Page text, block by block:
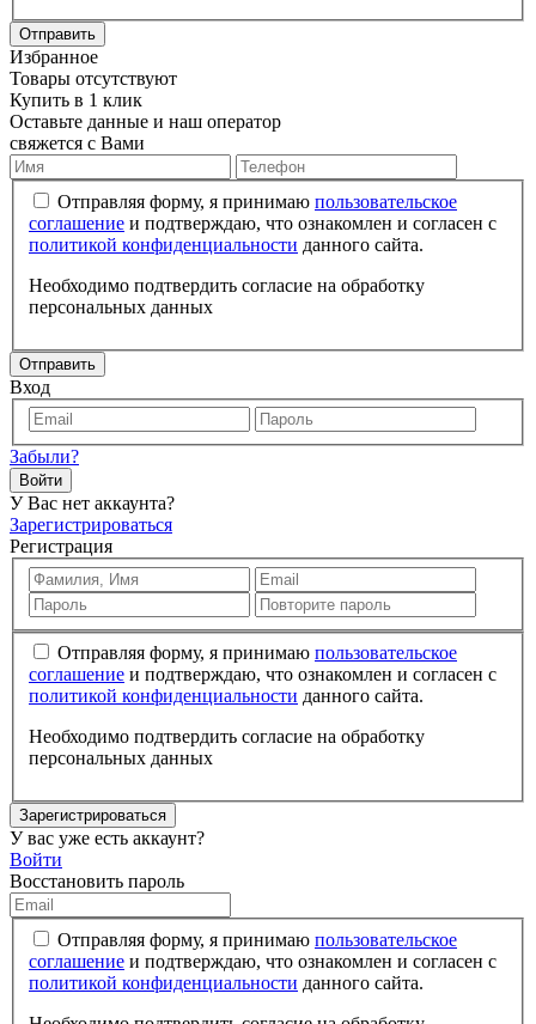
Отправить
Избранное
Товары отсутствуют
Купить в 1 клик
Оставьте данные и наш оператор
свяжется с Вами
Отправляя форму, я принимаю пользовательское
соглашение и подтверждаю, что ознакомлен и согласен с
политикой конфиденциальности данного сайта.
Необходимо подтвердить согласие на обработку
персональных данных
Отправить
Вход
Забыли?
Войти
У Вас нет аккаунта?
Зарегистрироваться
Регистрация
Отправляя форму, я принимаю пользовательское
соглашение и подтверждаю, что ознакомлен и согласен с
политикой конфиденциальности данного сайта.
Необходимо подтвердить согласие на обработку
персональных данных
Зарегистрироваться
У вас уже есть аккаунт?
Войти
Восстановить пароль
Отправляя форму, я принимаю пользовательское
соглашение и подтверждаю, что ознакомлен и согласен с
политикой конфиденциальности данного сайта.